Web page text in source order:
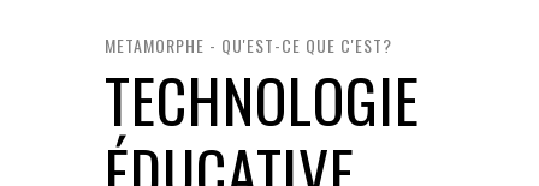
METAMORPHE - QU'EST-CE QUE C'EST?
TECHNOLOGIE